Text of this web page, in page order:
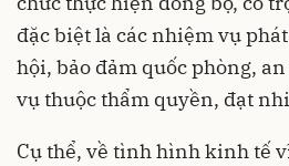
đặc biệt là các nhiệm vụ
hội, bảo đảm quốc phòng,
vụ thuộc thẩm quyền, đạt
Cụ thể, về tình hình kinh tế